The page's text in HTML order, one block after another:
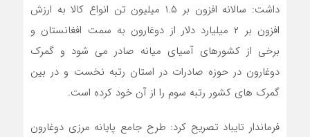
داشت: سالانه افزون بر ۱.۵ میلیون تن انواع کالا به ارزش
افزون بر ۲ میلیارد دلار از دوغارون به سمت افغانستان و
برخی از کشورهای آسیای میانه صادر می شود و گمرک
دوغارون در حوزه صادرات در استان رتبه نخست و در بین
گمرک های کشور رتبه سوم را از آن خود کرده است.
فرماندار تایباد تصریح کرد: طرح جامع پایانه مرزی دوغارون